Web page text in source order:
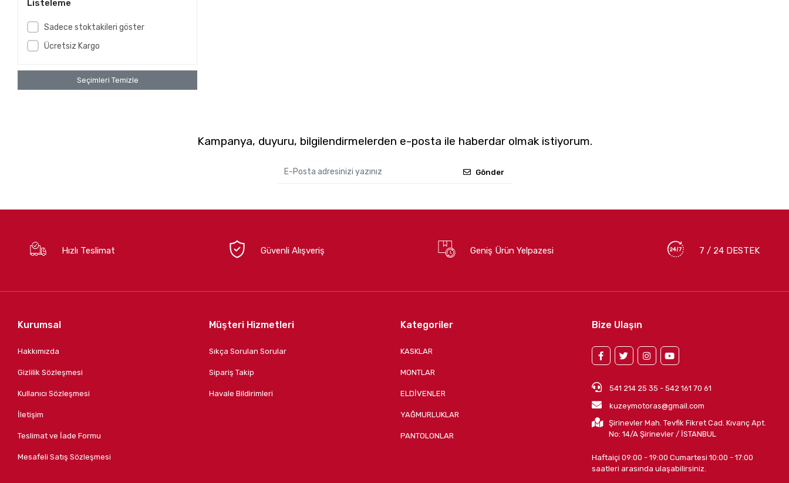
Listeleme
Sadece stoktakileri göster
Ücretsiz Kargo
Seçimleri Temizle
Kampanya, duyuru, bilgilendirmelerden e-posta ile haberdar olmak istiyorum.
Gönder
Hızlı Teslimat Güvenli Alışveriş Geniş Ürün Yelpazesi 7 / 24 DESTEK
Kurumsal
Hakkımızda
Gizlilik Sözleşmesi
Kullanıcı Sözleşmesi
İletişim
Teslimat ve İade Formu
Mesafeli Satış Sözleşmesi
Müşteri Hizmetleri
Sıkça Sorulan Sorular
Sipariş Takip
Havale Bildirimleri
Kategoriler
KASKLAR
MONTLAR
ELDİVENLER
YAĞMURLUKLAR
PANTOLONLAR
Bize Ulaşın
541 214 25 35 - 542 161 70 61
kuzeymotoras@gmail.com
Şirinevler Mah. Tevfik Fikret Cad. Kıvanç Apt.
No: 14/A Şirinevler / İSTANBUL
Haftaiçi 09:00 - 19:00 Cumartesi 10:00 - 17:00
saatleri arasında ulaşabilirsiniz.